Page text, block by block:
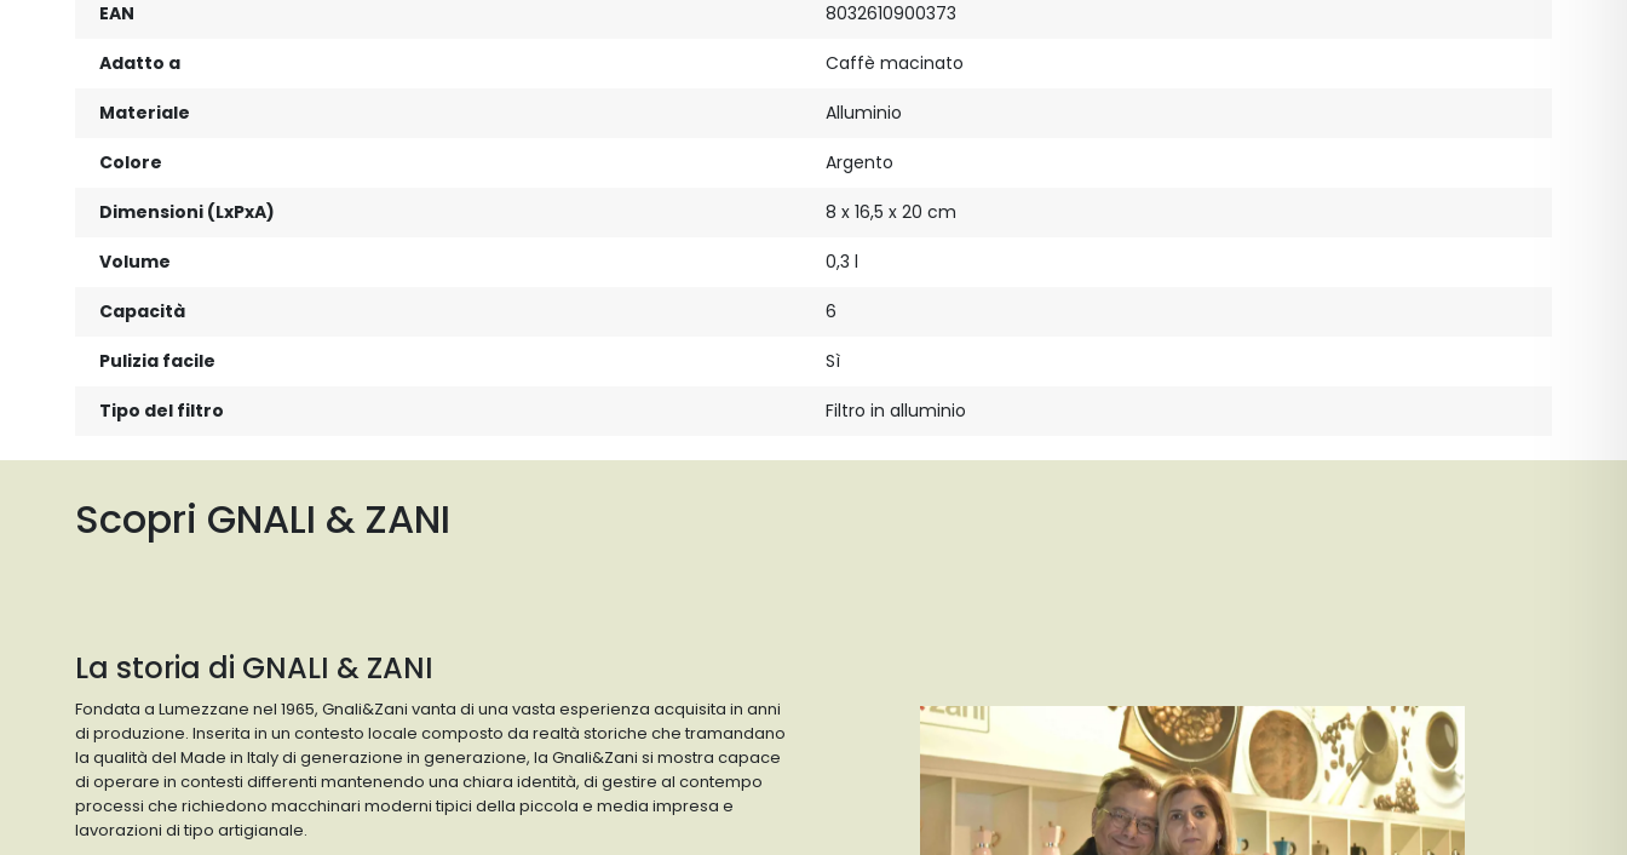
EAN 8032610900373
Adatto a Caffè macinato
Materiale Alluminio
Colore Argento
Dimensioni (LxPxA) 8 x 16,5 x 20 cm
Volume 0,3 l
Capacità 6
Pulizia facile Sì
Tipo del filtro Filtro in alluminio
Scopri GNALI & ZANI
La storia di GNALI & ZANI
Fondata a Lumezzane nel 1965, Gnali&Zani vanta di una vasta esperienza acquisita in anni
di produzione. Inserita in un contesto locale composto da realtà storiche che tramandano
la qualità del Made in Italy di generazione in generazione, la Gnali&Zani si mostra capace
di operare in contesti differenti mantenendo una chiara identità, di gestire al contempo
processi che richiedono macchinari moderni tipici della piccola e media impresa e
lavorazioni di tipo artigianale.